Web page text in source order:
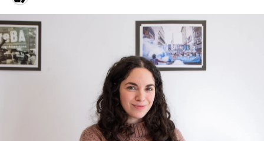
político del Club Atlético River Plate, y después pasé a
ser el social media manager de Grupo 23.
Activo en Instagram, Lautaro llegó aUNOgracias a que
su colega, Maité Pistiner, lo vio en redes sociales y le
interesó su perfil. Dice haber tenido la suerte de que lo
stalkeó y confío en él para formar parte de
Mientras saluda a su jefe que pasa por detrás, dice:
“Tuve dos pruebas cuando ingresé, en las dos tuve que
salir con Maité para cubrir eventos en las historias de